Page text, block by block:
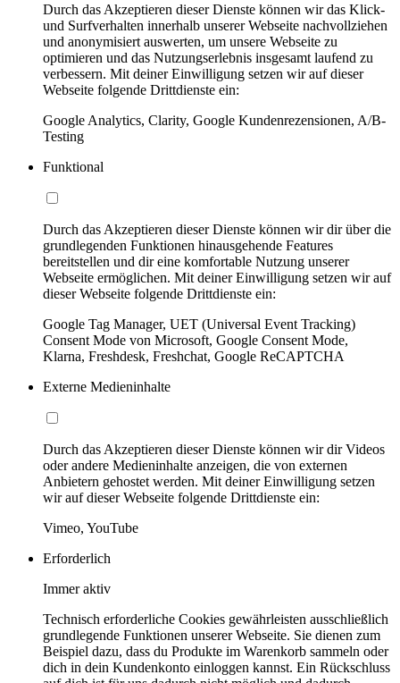
Durch das Akzeptieren dieser Dienste können wir das Klick-
und Surfverhalten innerhalb unserer Webseite nachvollziehen
und anonymisiert auswerten, um unsere Webseite zu
optimieren und das Nutzungserlebnis insgesamt laufend zu
verbessern. Mit deiner Einwilligung setzen wir auf dieser
Webseite folgende Drittdienste ein:
Google Analytics, Clarity, Google Kundenrezensionen, A/B-
Testing
Funktional
Durch das Akzeptieren dieser Dienste können wir dir über die
grundlegenden Funktionen hinausgehende Features
bereitstellen und dir eine komfortable Nutzung unserer
Webseite ermöglichen. Mit deiner Einwilligung setzen wir auf
dieser Webseite folgende Drittdienste ein:
Google Tag Manager, UET (Universal Event Tracking)
Consent Mode von Microsoft, Google Consent Mode,
Klarna, Freshdesk, Freshchat, Google ReCAPTCHA
Externe Medieninhalte
Durch das Akzeptieren dieser Dienste können wir dir Videos
oder andere Medieninhalte anzeigen, die von externen
Anbietern gehostet werden. Mit deiner Einwilligung setzen
wir auf dieser Webseite folgende Drittdienste ein:
Vimeo, YouTube
Erforderlich
Immer aktiv
Technisch erforderliche Cookies gewährleisten ausschließlich
grundlegende Funktionen unserer Webseite. Sie dienen zum
Beispiel dazu, dass du Produkte im Warenkorb sammeln oder
dich in dein Kundenkonto einloggen kannst. Ein Rückschluss